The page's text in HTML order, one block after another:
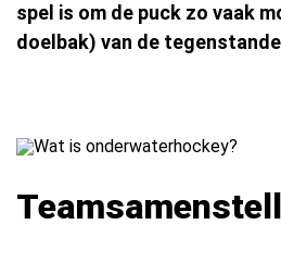
spel is om de puck zo vaak
doelbak) van de